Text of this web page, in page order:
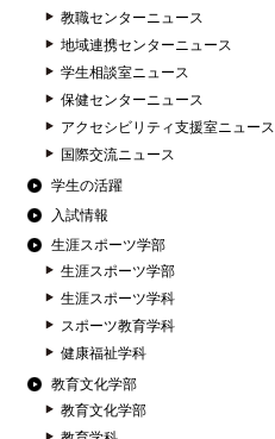
教職センターニュース
地域連携センターニュース
学生相談室ニュース
保健センターニュース
アクセシビリティ支援室ニュース
国際交流ニュース
学生の活躍
入試情報
生涯スポーツ学部
生涯スポーツ学部
生涯スポーツ学科
スポーツ教育学科
健康福祉学科
教育文化学部
教育文化学部